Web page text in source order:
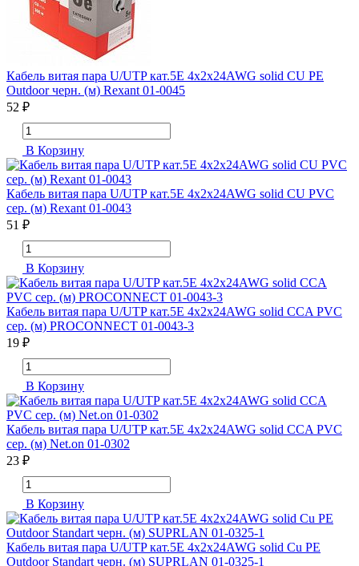
Кабель витая пара U/UTP кат.5E 4х2х24AWG solid CU PE
Outdoor черн. (м) Rexant 01-0045
52 ₽
В Корзину
Кабель витая пара U/UTP кат.5E 4х2х24AWG solid CU PVC
сер. (м) Rexant 01-0043
51 ₽
В Корзину
Кабель витая пара U/UTP кат.5E 4х2х24AWG solid CCA PVC
сер. (м) PROCONNECT 01-0043-3
19 ₽
В Корзину
Кабель витая пара U/UTP кат.5E 4х2х24AWG solid CCA PVC
сер. (м) Net.on 01-0302
23 ₽
В Корзину
Кабель витая пара U/UTP кат.5E 4х2х24AWG solid Cu PE
Outdoor Standart черн. (м) SUPRLAN 01-0325-1